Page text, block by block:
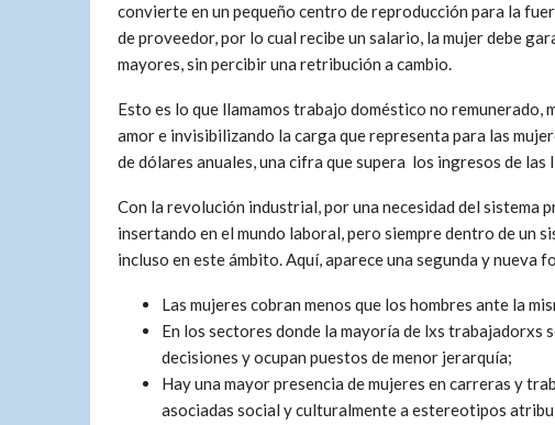
convierte en un pequeño centro de reproducción para la
de proveedor, por lo cual recibe un salario, la mujer debe
mayores, sin percibir una retribución a cambio.
Esto es lo que llamamos trabajo doméstico no remunerado,
amor e invisibilizando la carga que representa para las
de dólares anuales, una cifra que supera los ingresos de
Con la revolución industrial, por una necesidad del sistema
insertando en el mundo laboral, pero siempre dentro de un
incluso en este ámbito. Aquí, aparece una segunda y nueva
Las mujeres cobran menos que los hombres ante la
En los sectores donde la mayoría de lxs trabajadorxs
decisiones y ocupan puestos de menor jerarquía;
Hay una mayor presencia de mujeres en carreras y
asociadas social y culturalmente a estereotipos